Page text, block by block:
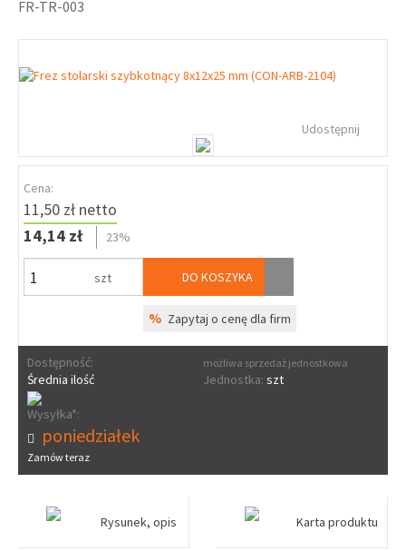
FR-TR-003
Udostępnij
Cena:
11,50 zł netto
14,14 zł
23%
szt DO KOSZYKA
% Zapytaj o cenę dla firm
Dostępność:
Średnia ilość
możliwa sprzedaż jednostkowa
Jednostka: szt
Wysyłka*:
poniedziałek
Zamów teraz
Rysunek, opis Karta produktu